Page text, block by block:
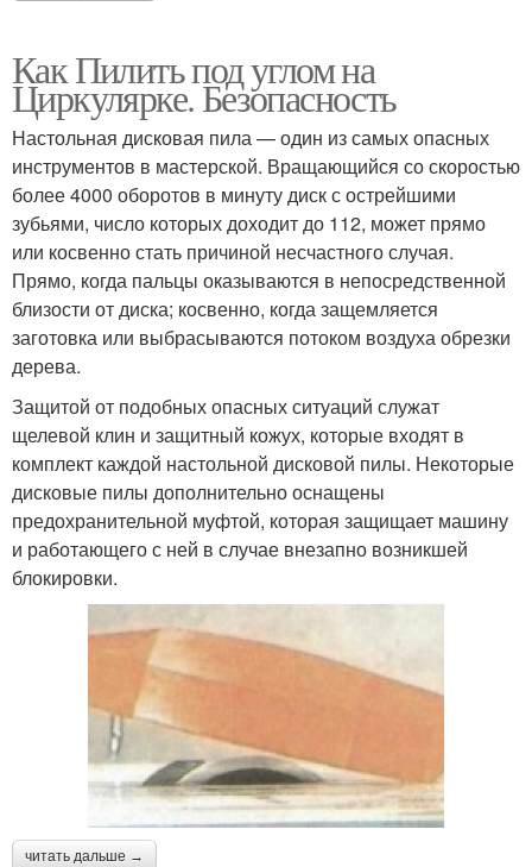
Как Пилить под углом на
Циркулярке. Безопасность
Настольная дисковая пила — один из самых опасных
инструментов в мастерской. Вращающийся со скоростью
более 4000 оборотов в минуту диск с острейшими
зубьями, число которых доходит до 112, может прямо
или косвенно стать причиной несчастного случая.
Прямо, когда пальцы оказываются в непосредственной
близости от диска; косвенно, когда защемляется
заготовка или выбрасываются потоком воздуха обрезки
дерева.
Защитой от подобных опасных ситуаций служат
щелевой клин и защитный кожух, которые входят в
комплект каждой настольной дисковой пилы. Некоторые
дисковые пилы дополнительно оснащены
предохранительной муфтой, которая защищает машину
и работающего с ней в случае внезапно возникшей
блокировки.
читать дальше →